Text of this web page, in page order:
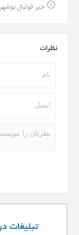
خبر فوتبال
نظرات